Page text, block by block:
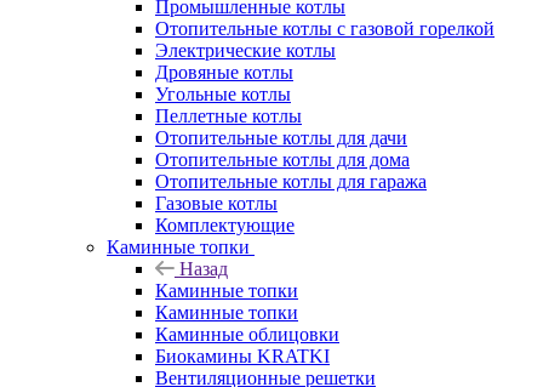
Промышленные котлы
Отопительные котлы с газовой горелкой
Электрические котлы
Дровяные котлы
Угольные котлы
Пеллетные котлы
Отопительные котлы для дачи
Отопительные котлы для дома
Отопительные котлы для гаража
Газовые котлы
Комплектующие
Каминные топки
Назад
Каминные топки
Каминные топки
Каминные облицовки
Биокамины KRATKI
Вентиляционные решетки